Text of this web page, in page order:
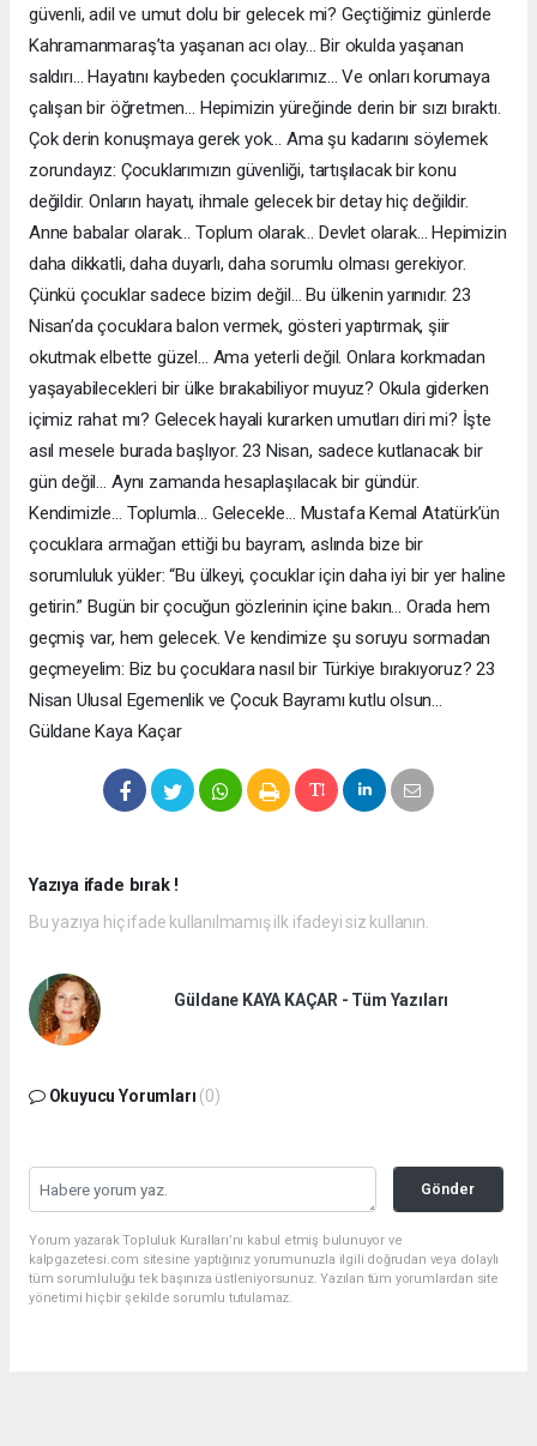
güvenli, adil ve umut dolu bir gelecek mi? Geçtiğimiz günlerde
Kahramanmaraş’ta yaşanan acı olay… Bir okulda yaşanan
saldırı… Hayatını kaybeden çocuklarımız… Ve onları korumaya
çalışan bir öğretmen… Hepimizin yüreğinde derin bir sızı bıraktı.
Çok derin konuşmaya gerek yok… Ama şu kadarını söylemek
zorundayız: Çocuklarımızın güvenliği, tartışılacak bir konu
değildir. Onların hayatı, ihmale gelecek bir detay hiç değildir.
Anne babalar olarak… Toplum olarak… Devlet olarak… Hepimizin
daha dikkatli, daha duyarlı, daha sorumlu olması gerekiyor.
Çünkü çocuklar sadece bizim değil… Bu ülkenin yarınıdır. 23
Nisan’da çocuklara balon vermek, gösteri yaptırmak, şiir
okutmak elbette güzel… Ama yeterli değil. Onlara korkmadan
yaşayabilecekleri bir ülke bırakabiliyor muyuz? Okula giderken
içimiz rahat mı? Gelecek hayali kurarken umutları diri mi? İşte
asıl mesele burada başlıyor. 23 Nisan, sadece kutlanacak bir
gün değil… Aynı zamanda hesaplaşılacak bir gündür.
Kendimizle… Toplumla… Gelecekle… Mustafa Kemal Atatürk’ün
çocuklara armağan ettiği bu bayram, aslında bize bir
sorumluluk yükler: “Bu ülkeyi, çocuklar için daha iyi bir yer haline
getirin.” Bugün bir çocuğun gözlerinin içine bakın… Orada hem
geçmiş var, hem gelecek. Ve kendimize şu soruyu sormadan
geçmeyelim: Biz bu çocuklara nasıl bir Türkiye bırakıyoruz? 23
Nisan Ulusal Egemenlik ve Çocuk Bayramı kutlu olsun…
Güldane Kaya Kaçar
Yazıya ifade bırak !
Bu yazıya hiç ifade kullanılmamış ilk ifadeyi siz kullanın.
Güldane KAYA KAÇAR - Tüm Yazıları
Okuyucu Yorumları (0)
Gönder
Yorum yazarak Topluluk Kuralları’nı kabul etmiş bulunuyor ve
kalpgazetesi.com sitesine yaptığınız yorumunuzla ilgili doğrudan veya dolaylı
tüm sorumluluğu tek başınıza üstleniyorsunuz. Yazılan tüm yorumlardan site
yönetimi hiçbir şekilde sorumlu tutulamaz.